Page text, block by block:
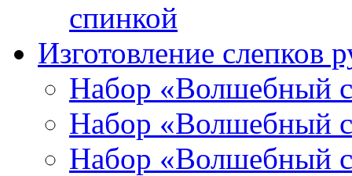
спинкой
Изготовление слепков
Набор «Волшебный
Набор «Волшебный
Набор «Волшебный